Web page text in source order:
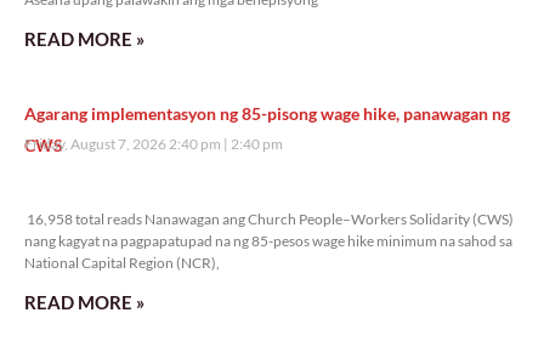
READ MORE »
Agarang implementasyon ng 85-pisong wage hike, panawagan ng
CWS
Friday, August 7, 2026 2:40 pm 2:40 pm
16,958 total reads Nanawagan ang Church People–Workers Solidarity (CWS)
nang kagyat na pagpapatupad na ng 85-pesos wage hike minimum na sahod sa
National Capital Region (NCR),
READ MORE »